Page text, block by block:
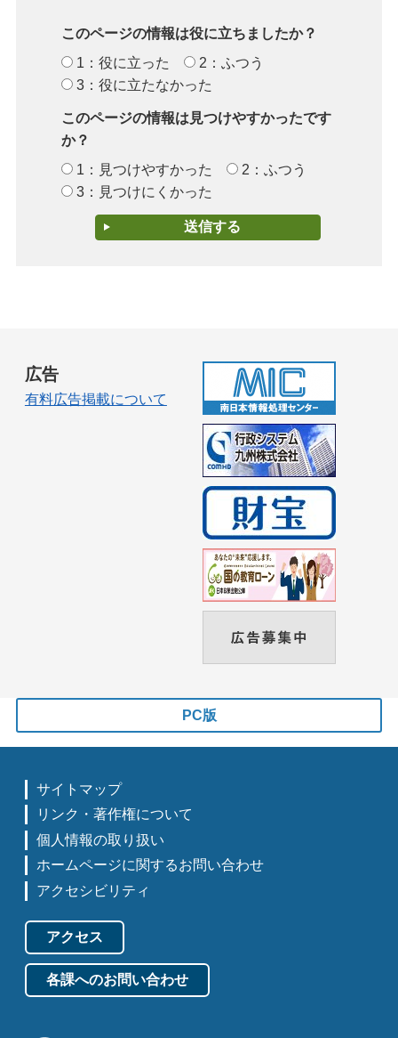
このページの情報は役に立ちましたか？
1：役に立った
2：ふつう
3：役に立たなかった
このページの情報は見つけやすかったです
か？
1：見つけやすかった
2：ふつう
3：見つけにくかった
広告
有料広告掲載について
PC版
サイトマップ
リンク・著作権について
個人情報の取り扱い
ホームページに関するお問い合わせ
アクセシビリティ
アクセス
各課へのお問い合わせ